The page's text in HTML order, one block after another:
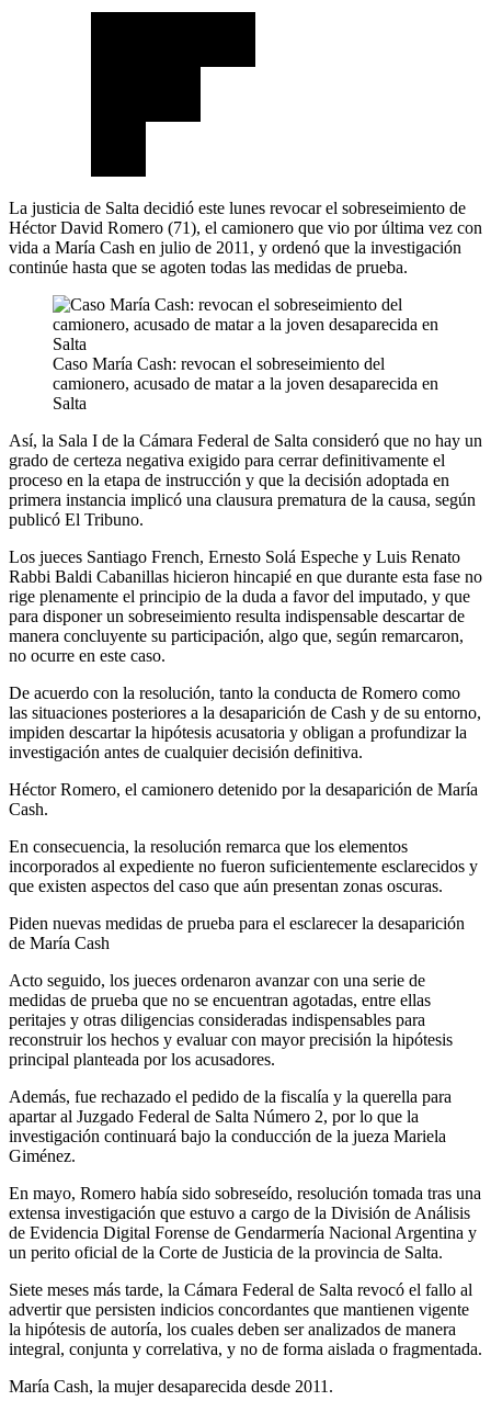
La justicia de Salta decidió este lunes revocar el sobreseimiento de
Héctor David Romero (71), el camionero que vio por última vez con
vida a María Cash en julio de 2011, y ordenó que la investigación
continúe hasta que se agoten todas las medidas de prueba.
Caso María Cash: revocan el sobreseimiento del
camionero, acusado de matar a la joven desaparecida en
Salta
Así, la Sala I de la Cámara Federal de Salta consideró que no hay un
grado de certeza negativa exigido para cerrar definitivamente el
proceso en la etapa de instrucción y que la decisión adoptada en
primera instancia implicó una clausura prematura de la causa, según
publicó El Tribuno.
Los jueces Santiago French, Ernesto Solá Espeche y Luis Renato
Rabbi Baldi Cabanillas hicieron hincapié en que durante esta fase no
rige plenamente el principio de la duda a favor del imputado, y que
para disponer un sobreseimiento resulta indispensable descartar de
manera concluyente su participación, algo que, según remarcaron,
no ocurre en este caso.
De acuerdo con la resolución, tanto la conducta de Romero como
las situaciones posteriores a la desaparición de Cash y de su entorno,
impiden descartar la hipótesis acusatoria y obligan a profundizar la
investigación antes de cualquier decisión definitiva.
Héctor Romero, el camionero detenido por la desaparición de María
Cash.
En consecuencia, la resolución remarca que los elementos
incorporados al expediente no fueron suficientemente esclarecidos y
que existen aspectos del caso que aún presentan zonas oscuras.
Piden nuevas medidas de prueba para el esclarecer la desaparición
de María Cash
Acto seguido, los jueces ordenaron avanzar con una serie de
medidas de prueba que no se encuentran agotadas, entre ellas
peritajes y otras diligencias consideradas indispensables para
reconstruir los hechos y evaluar con mayor precisión la hipótesis
principal planteada por los acusadores.
Además, fue rechazado el pedido de la fiscalía y la querella para
apartar al Juzgado Federal de Salta Número 2, por lo que la
investigación continuará bajo la conducción de la jueza Mariela
Giménez.
En mayo, Romero había sido sobreseído, resolución tomada tras una
extensa investigación que estuvo a cargo de la División de Análisis
de Evidencia Digital Forense de Gendarmería Nacional Argentina y
un perito oficial de la Corte de Justicia de la provincia de Salta.
Siete meses más tarde, la Cámara Federal de Salta revocó el fallo al
advertir que persisten indicios concordantes que mantienen vigente
la hipótesis de autoría, los cuales deben ser analizados de manera
integral, conjunta y correlativa, y no de forma aislada o fragmentada.
María Cash, la mujer desaparecida desde 2011.